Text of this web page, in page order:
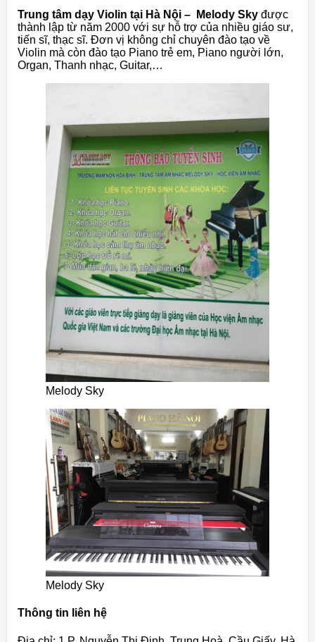
Trung tâm dạy Violin tại Hà Nội – Melody Sky được
thành lập từ năm 2000 với sự hỗ trợ của nhiều giáo sư,
tiến sĩ, thạc sĩ. Đơn vị không chỉ chuyên đào tạo về
Violin mà còn đào tạo Piano trẻ em, Piano người lớn,
Organ, Thanh nhạc, Guitar,…
Melody Sky
Melody Sky
Thông tin liên hệ